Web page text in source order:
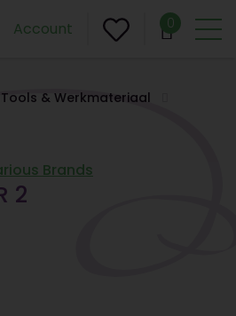
Account 0
Tools & Werkmateriaal
Brands
2